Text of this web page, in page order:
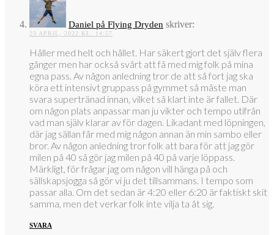
Daniel på Flying Dryden skriver:
23 APRIL, 2022 KL. 14:57
Håller med helt och hållet. Har säkert gjort det själv flera
gånger men har också svårt att få med mig folk på mina
egna pass. Av någon anledning tror de att så fort jag ska
köra ett intensivt gruppass på gymmet så måste man
svara supertränad innan, vilket så klart inte är fallet. Där
om någon plats anpassar man ju vikter och tempo utifrån
vad man själv klarar av för dagen. Likadant med löpningen,
där jag sällan får med mig någon annan än min sambo eller
bror. Av någon anledning tror folk att bara för att jag gör
milen på 40 så gör jag milen på 40 på varje löppass.
Märkligt, för frågar jag om någon vill hänga på och
sällskapsjogga så gör vi ju det tillsammans. I tempo som
passar alla. Om det sedan är 4:20 eller 6:20 är faktiskt skit
samma, men det verkar folk inte vilja ta åt sig.
SVARA